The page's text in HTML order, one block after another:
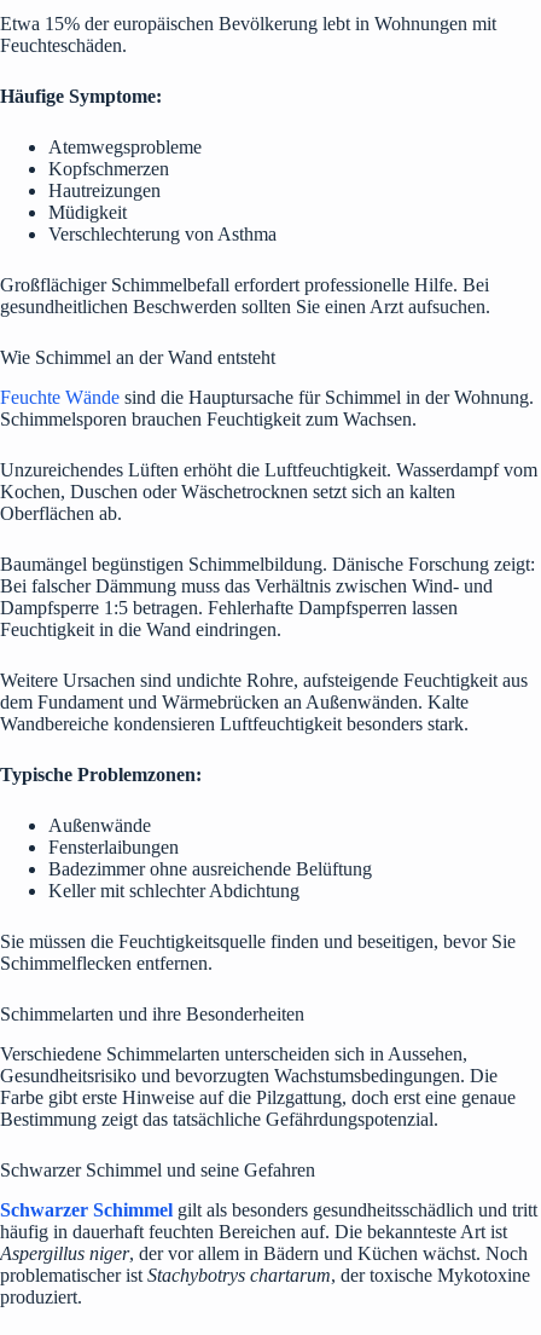
Etwa 15% der europäischen Bevölkerung lebt in Wohnungen mit
Feuchteschäden.
Häufige Symptome:
Atemwegsprobleme
Kopfschmerzen
Hautreizungen
Müdigkeit
Verschlechterung von Asthma
Großflächiger Schimmelbefall erfordert professionelle Hilfe. Bei
gesundheitlichen Beschwerden sollten Sie einen Arzt aufsuchen.
Wie Schimmel an der Wand entsteht
Feuchte Wände sind die Hauptursache für Schimmel in der Wohnung.
Schimmelsporen brauchen Feuchtigkeit zum Wachsen.
Unzureichendes Lüften erhöht die Luftfeuchtigkeit. Wasserdampf vom
Kochen, Duschen oder Wäschetrocknen setzt sich an kalten
Oberflächen ab.
Baumängel begünstigen Schimmelbildung. Dänische Forschung zeigt:
Bei falscher Dämmung muss das Verhältnis zwischen Wind- und
Dampfsperre 1:5 betragen. Fehlerhafte Dampfsperren lassen
Feuchtigkeit in die Wand eindringen.
Weitere Ursachen sind undichte Rohre, aufsteigende Feuchtigkeit aus
dem Fundament und Wärmebrücken an Außenwänden. Kalte
Wandbereiche kondensieren Luftfeuchtigkeit besonders stark.
Typische Problemzonen:
Außenwände
Fensterlaibungen
Badezimmer ohne ausreichende Belüftung
Keller mit schlechter Abdichtung
Sie müssen die Feuchtigkeitsquelle finden und beseitigen, bevor Sie
Schimmelflecken entfernen.
Schimmelarten und ihre Besonderheiten
Verschiedene Schimmelarten unterscheiden sich in Aussehen,
Gesundheitsrisiko und bevorzugten Wachstumsbedingungen. Die
Farbe gibt erste Hinweise auf die Pilzgattung, doch erst eine genaue
Bestimmung zeigt das tatsächliche Gefährdungspotenzial.
Schwarzer Schimmel und seine Gefahren
Schwarzer Schimmel gilt als besonders gesundheitsschädlich und tritt
häufig in dauerhaft feuchten Bereichen auf. Die bekannteste Art ist
Aspergillus niger, der vor allem in Bädern und Küchen wächst. Noch
problematischer ist Stachybotrys chartarum, der toxische Mykotoxine
produziert.